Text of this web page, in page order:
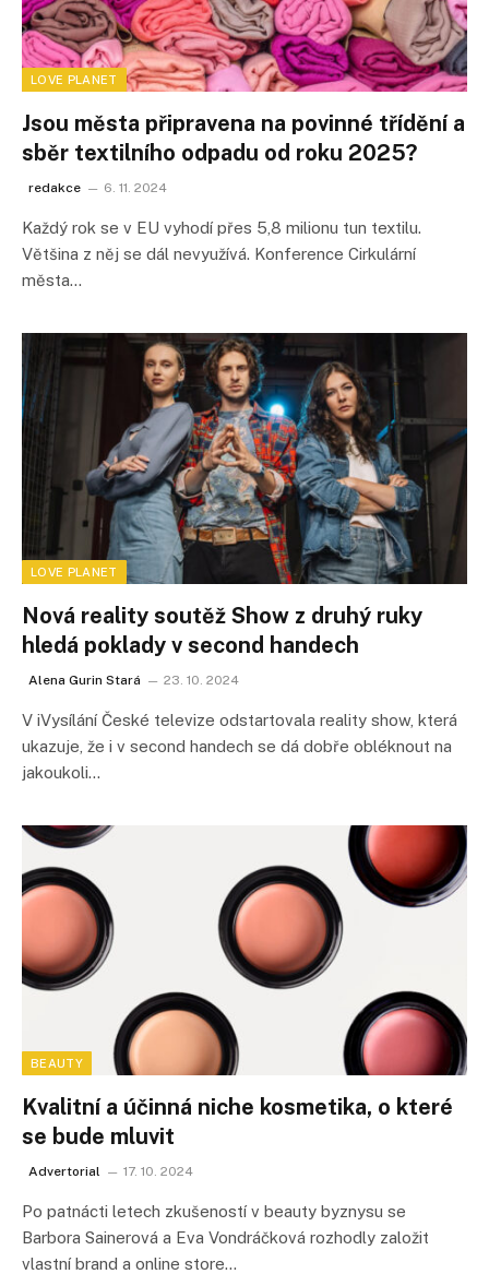
LOVE PLANET
Jsou města připravena na povinné třídění a
sběr textilního odpadu od roku 2025?
redakce 6. 11. 2024
Každý rok se v EU vyhodí přes 5,8 milionu tun textilu.
Většina z něj se dál nevyužívá. Konference Cirkulární
města…
LOVE PLANET
Nová reality soutěž Show z druhý ruky
hledá poklady v second handech
Alena Gurin Stará 23. 10. 2024
V iVysílání České televize odstartovala reality show, která
ukazuje, že i v second handech se dá dobře obléknout na
jakoukoli…
BEAUTY
Kvalitní a účinná niche kosmetika, o které
se bude mluvit
Advertorial 17. 10. 2024
Po patnácti letech zkušeností v beauty byznysu se
Barbora Sainerová a Eva Vondráčková rozhodly založit
vlastní brand a online store…